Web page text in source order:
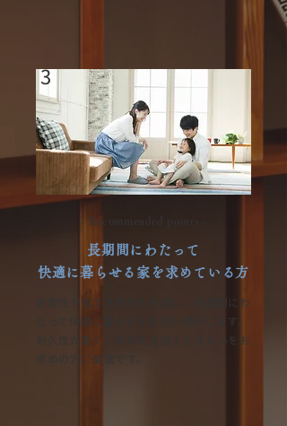
3
- Recommended points -
長期間にわたって
快適に暮らせる家を求めている方
耐震性や省エネ性能を考慮し、長期間にわ
たって快適に暮らせる住宅を提供します。
耐久性が高く、将来を見据えた住まいをお
求めの方に最適です。